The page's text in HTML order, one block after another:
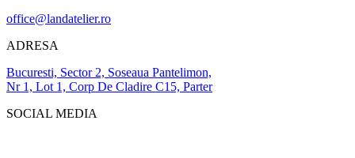
office@landatelier.ro
ADRESA
Bucuresti, Sector 2, Soseaua Pantelimon,
Nr 1, Lot 1, Corp De Cladire C15, Parter
SOCIAL MEDIA